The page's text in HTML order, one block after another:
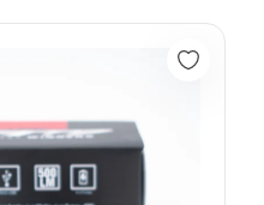
Gw Bc11 500 Lumens